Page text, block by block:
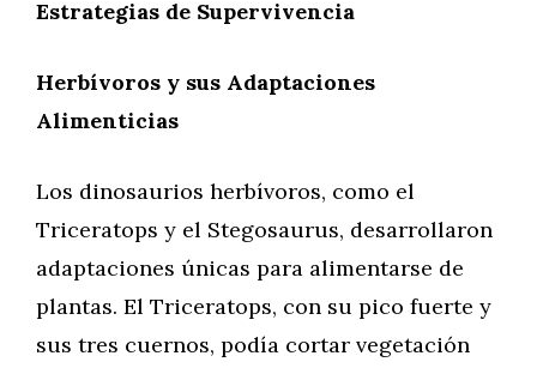
Estrategias de Supervivencia
Herbívoros y sus Adaptaciones
Alimenticias
Los dinosaurios herbívoros, como el
Triceratops y el Stegosaurus, desarrollaron
adaptaciones únicas para alimentarse de
plantas. El Triceratops, con su pico fuerte y
sus tres cuernos, podía cortar vegetación